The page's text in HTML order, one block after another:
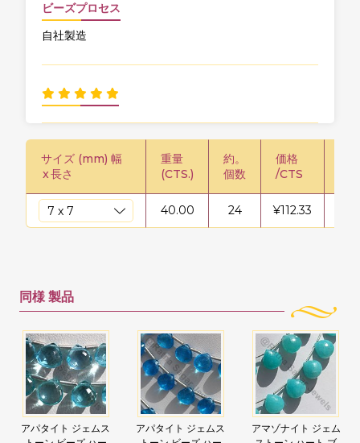
ビーズプロセス
自社製造
サイズ (mm) 幅
x長さ
重量
(CTS.)
約。
個数
価格
/CTS
40.00 24 ¥112.33
同様 製品
アパタイト ジェムス
アパタイト ジェムス
アマゾナイト ジェム